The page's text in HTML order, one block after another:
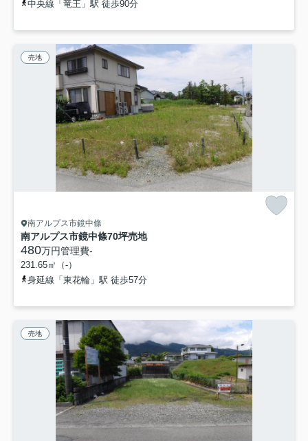
中央線「竜王」駅 徒歩90分
売地
南アルプス市鏡中條
南アルプス市鏡中條70坪売地
480万円管理費-
231.65㎡（-）
身延線「東花輪」駅 徒歩57分
売地